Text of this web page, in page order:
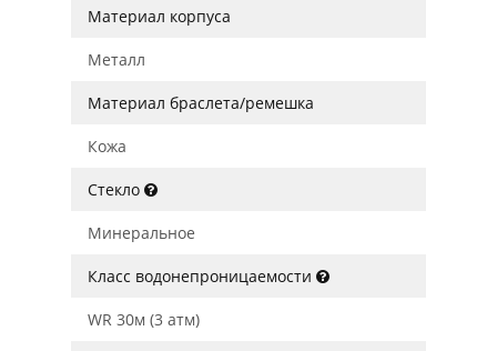
Материал корпуса
Металл
Материал браслета/ремешка
Кожа
Стекло
Минеральное
Класс водонепроницаемости
WR 30м (3 атм)